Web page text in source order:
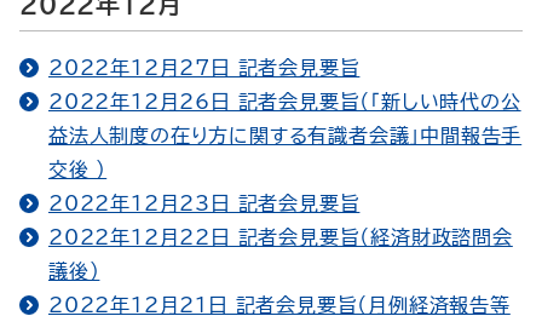
2022年12月27日 記者会見要旨
2022年12月26日 記者会見要旨（「新しい時代の公
益法人制度の在り方に関する有識者会議」中間報告手
交後 ）
2022年12月23日 記者会見要旨
2022年12月22日 記者会見要旨（経済財政諮問会
議後）
2022年12月21日 記者会見要旨（月例経済報告等